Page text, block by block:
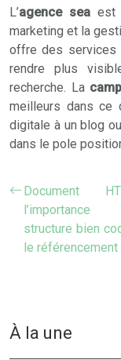
L’agence sea est
marketing et la
offre des services
rendre plus
recherche. La
meilleurs dans ce
digitale à un blog
dans le pole
Document
l’importance
structure bien
le référencement
À la une